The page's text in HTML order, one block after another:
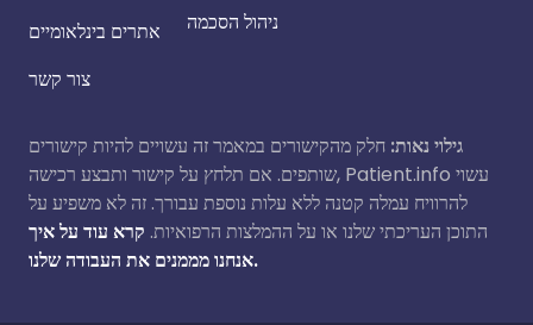
אתרים בינלאומיים
צור קשר
ניהול הסכמה
גילוי נאות: חלק מהקישורים במאמר זה עשויים להיות קישורים
שותפים. אם תלחץ על קישור ותבצע רכישה, Patient.info עשוי
להרוויח עמלה קטנה ללא עלות נוספת עבורך. זה לא משפיע על
התוכן העריכתי שלנו או על ההמלצות הרפואיות. קרא עוד על איך
אנחנו מממנים את העבודה שלנו.